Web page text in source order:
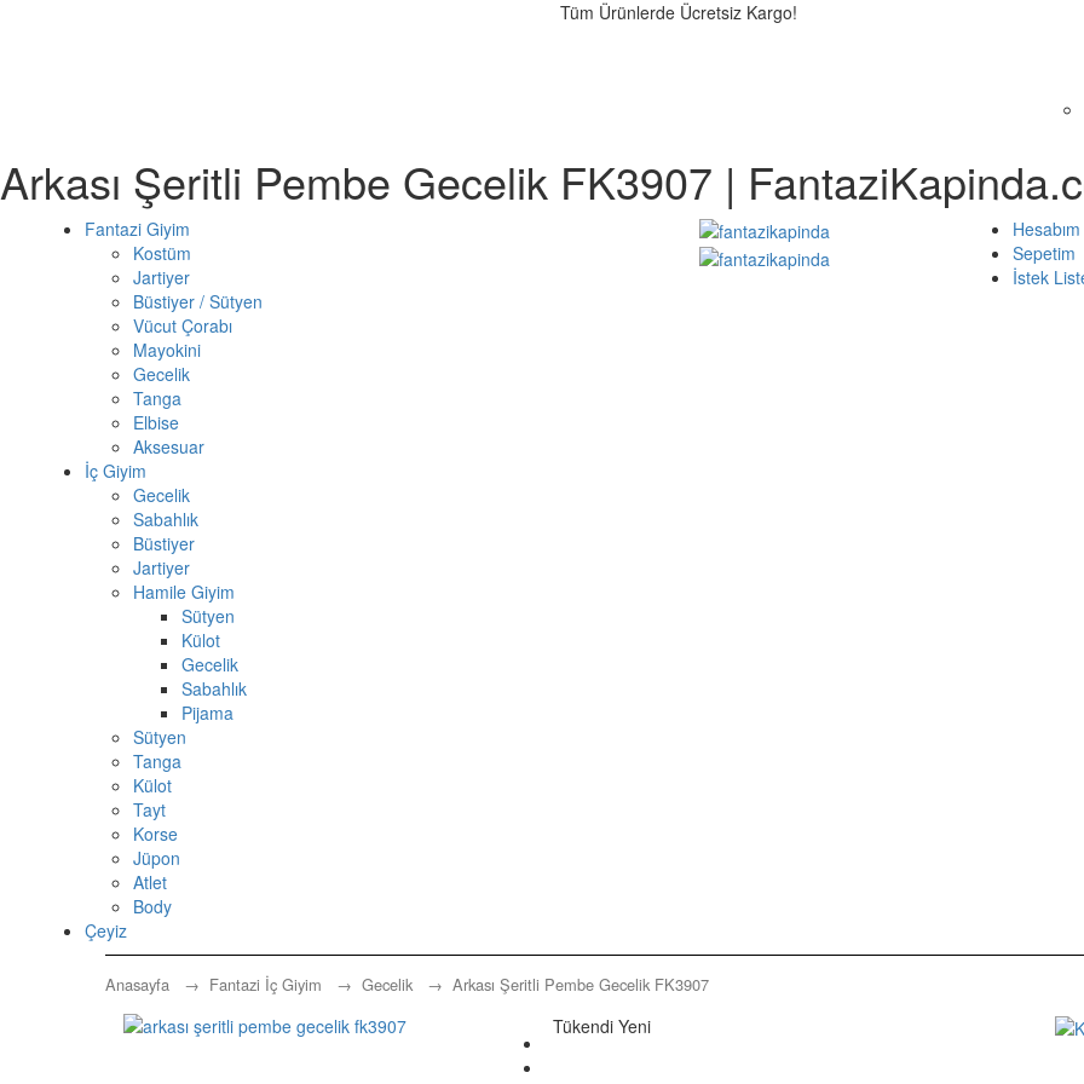
Tüm Ürünlerde Ücretsiz Kargo!
Arkası Şeritli Pembe Gecelik FK3907 |
Fantazi Giyim
Kostüm
Jartiyer
Büstiyer / Sütyen
Vücut Çorabı
Mayokini
Gecelik
Tanga
Elbise
Aksesuar
İç Giyim
Gecelik
Sabahlık
Büstiyer
Jartiyer
Hamile Giyim
Sütyen
Külot
Gecelik
Sabahlık
Pijama
Sütyen
Tanga
Külot
Tayt
Korse
Jüpon
Atlet
Body
Çeyiz
Hesabım
Sepetim
İstek
Anasayfa → Fantazi İç Giyim → Gecelik → Arkası Şeritli Pembe Gecelik FK3907
Tükendi Yeni